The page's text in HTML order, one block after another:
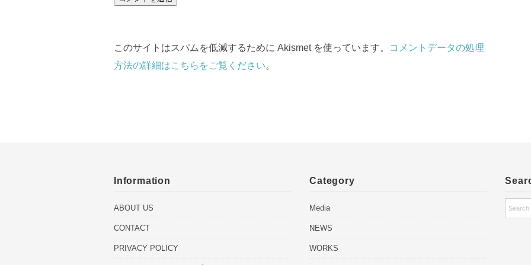
このサイトはスパムを低減するために Akismet を使っています。
コメントデータの処理
方法の詳細はこちらをご覧ください。
Information
ABOUT US
CONTACT
PRIVACY POLICY
Category
Media
NEWS
WORKS